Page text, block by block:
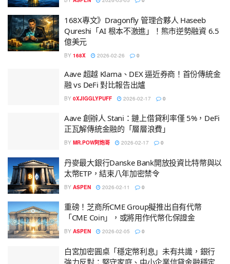
168X專文》Dragonfly 管理合夥人 Haseeb
Qureshi「AI 根本不激進」！熊市逆勢融資 6.5
億美元
BY 168X 2026-02-26 0
Aave 超越 Klarna、DEX 逼近券商！首份傳統金
融 vs DeFi 對比報告出爐
BY 0XJIGGLYPUFF 2026-02-17 0
Aave 創辦人 Stani：鏈上借貸利率僅 5%，DeFi
正瓦解傳統金融的「層層浪費」
BY MR.POW阿炮哥 2026-02-17 0
丹麥最大銀行Danske Bank開放投資比特幣與以
太幣ETP，結束八年加密禁令
BY ASPEN 2026-02-11 0
重磅！芝商所CME Group擬推出自有代幣
「CME Coin」，或將用作代幣化保證金
BY ASPEN 2026-02-05 0
白宮加密圓桌「穩定幣利息」未有共識，銀行
強力反對：堅守家庭、中小企業信貸金融穩定